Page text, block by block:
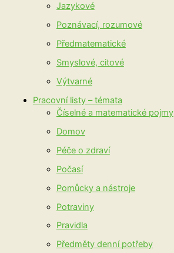
Jazykové
Poznávací, rozumové
Předmatematické
Smyslové, citové
Výtvarné
Pracovní listy – témata
Číselné a matematické pojmy
Domov
Péče o zdraví
Počasí
Pomůcky a nástroje
Potraviny
Pravidla
Předměty denní potřeby